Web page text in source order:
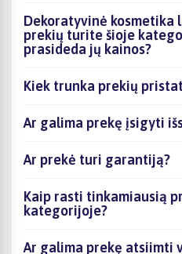
Dekoratyvinė kosmetika
prekių turite šioje
prasideda jų kainos?
Kiek trunka prekių
Ar galima prekę įsigyti
Ar prekė turi garantiją?
Kaip rasti tinkamiausią
kategorijoje?
Ar galima prekę atsiimti